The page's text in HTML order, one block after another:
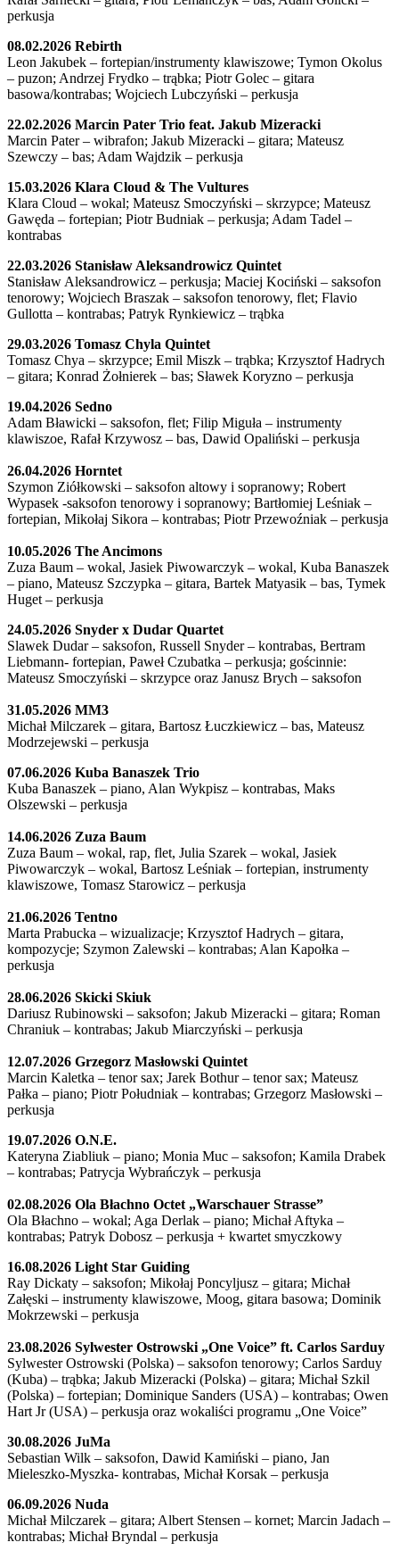
perkusja
08.02.2026 Rebirth
Leon Jakubek – fortepian/instrumenty klawiszowe; Tymon Okolus
– puzon; Andrzej Frydko – trąbka; Piotr Golec – gitara
basowa/kontrabas; Wojciech Lubczyński – perkusja
22.02.2026 Marcin Pater Trio feat. Jakub Mizeracki
Marcin Pater – wibrafon; Jakub Mizeracki – gitara; Mateusz
Szewczy – bas; Adam Wajdzik – perkusja
15.03.2026 Klara Cloud & The Vultures
Klara Cloud – wokal; Mateusz Smoczyński – skrzypce; Mateusz
Gawęda – fortepian; Piotr Budniak – perkusja; Adam Tadel –
kontrabas
22.03.2026 Stanisław Aleksandrowicz Quintet
Stanisław Aleksandrowicz – perkusja; Maciej Kociński – saksofon
tenorowy; Wojciech Braszak – saksofon tenorowy, flet; Flavio
Gullotta – kontrabas; Patryk Rynkiewicz – trąbka
29.03.2026 Tomasz Chyla Quintet
Tomasz Chya – skrzypce; Emil Miszk – trąbka; Krzysztof Hadrych
– gitara; Konrad Żołnierek – bas; Sławek Koryzno – perkusja
19.04.2026 Sedno
Adam Bławicki – saksofon, flet; Filip Miguła – instrumenty
klawiszoe, Rafał Krzywosz – bas, Dawid Opaliński – perkusja
26.04.2026 Horntet
Szymon Ziółkowski – saksofon altowy i sopranowy; Robert
Wypasek -saksofon tenorowy i sopranowy; Bartłomiej Leśniak –
fortepian, Mikołaj Sikora – kontrabas; Piotr Przewoźniak – perkusja
10.05.2026 The Ancimons
Zuza Baum – wokal, Jasiek Piwowarczyk – wokal, Kuba Banaszek
– piano, Mateusz Szczypka – gitara, Bartek Matyasik – bas, Tymek
Huget – perkusja
24.05.2026 Snyder x Dudar Quartet
Slawek Dudar – saksofon, Russell Snyder – kontrabas, Bertram
Liebmann- fortepian, Paweł Czubatka – perkusja; gościnnie:
Mateusz Smoczyński – skrzypce oraz Janusz Brych – saksofon
31.05.2026 MM3
Michał Milczarek – gitara, Bartosz Łuczkiewicz – bas, Mateusz
Modrzejewski – perkusja
07.06.2026 Kuba Banaszek Trio
Kuba Banaszek – piano, Alan Wykpisz – kontrabas, Maks
Olszewski – perkusja
14.06.2026 Zuza Baum
Zuza Baum – wokal, rap, flet, Julia Szarek – wokal, Jasiek
Piwowarczyk – wokal, Bartosz Leśniak – fortepian, instrumenty
klawiszowe, Tomasz Starowicz – perkusja
21.06.2026 Tentno
Marta Prabucka – wizualizacje; Krzysztof Hadrych – gitara,
kompozycje; Szymon Zalewski – kontrabas; Alan Kapołka –
perkusja
28.06.2026 Skicki Skiuk
Dariusz Rubinowski – saksofon; Jakub Mizeracki – gitara; Roman
Chraniuk – kontrabas; Jakub Miarczyński – perkusja
12.07.2026 Grzegorz Masłowski Quintet
Marcin Kaletka – tenor sax; Jarek Bothur – tenor sax; Mateusz
Pałka – piano; Piotr Południak – kontrabas; Grzegorz Masłowski –
perkusja
19.07.2026 O.N.E.
Kateryna Ziabliuk – piano; Monia Muc – saksofon; Kamila Drabek
– kontrabas; Patrycja Wybrańczyk – perkusja
02.08.2026 Ola Błachno Octet „Warschauer Strasse”
Ola Błachno – wokal; Aga Derlak – piano; Michał Aftyka –
kontrabas; Patryk Dobosz – perkusja + kwartet smyczkowy
16.08.2026 Light Star Guiding
Ray Dickaty – saksofon; Mikołaj Poncyljusz – gitara; Michał
Załęski – instrumenty klawiszowe, Moog, gitara basowa; Dominik
Mokrzewski – perkusja
23.08.2026 Sylwester Ostrowski „One Voice” ft. Carlos Sarduy
Sylwester Ostrowski (Polska) – saksofon tenorowy; Carlos Sarduy
(Kuba) – trąbka; Jakub Mizeracki (Polska) – gitara; Michał Szkil
(Polska) – fortepian; Dominique Sanders (USA) – kontrabas; Owen
Hart Jr (USA) – perkusja oraz wokaliści programu „One Voice”
30.08.2026 JuMa
Sebastian Wilk – saksofon, Dawid Kamiński – piano, Jan
Mieleszko-Myszka- kontrabas, Michał Korsak – perkusja
06.09.2026 Nuda
Michał Milczarek – gitara; Albert Stensen – kornet; Marcin Jadach –
kontrabas; Michał Bryndal – perkusja